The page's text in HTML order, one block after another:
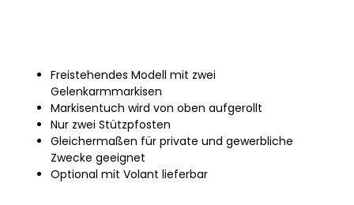
Freistehendes Modell mit zwei
Gelenkarmmarkisen
Markisentuch wird von oben aufgerollt
Nur zwei Stützpfosten
Gleichermaßen für private und gewerbliche
Zwecke geeignet
Optional mit Volant lieferbar